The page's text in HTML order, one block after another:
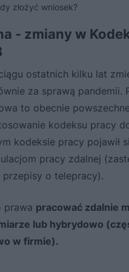
złożyć wniosek?
- zmiany w
ostatnich kilku lat
za sprawą pandemii.
to obecnie
kodeksu pracy
kodeksie pracy pojawił
pracy zdalnej
o telepracy).
prawa pracować zdalnie
lub hybrydowo
w firmie).